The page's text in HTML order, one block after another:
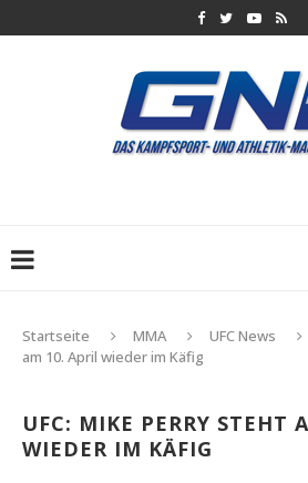
Startseite MMA UFC News
am 10. April wieder im Käfig
UFC: MIKE PERRY STEHT
WIEDER IM KÄFIG